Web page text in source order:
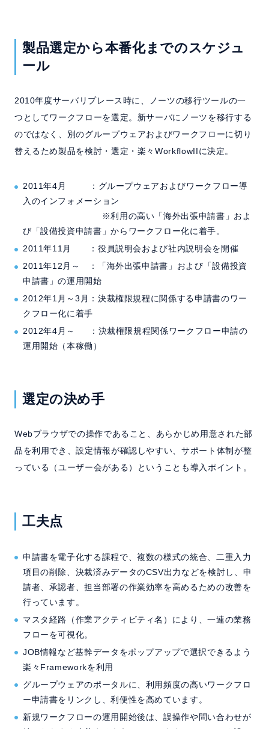
製品選定から本番化までのスケジュ
ール
2010年度サーバリプレース時に、ノーツの移行ツールの一
つとしてワークフローを選定。新サーバにノーツを移行する
のではなく、別のグループウェアおよびワークフローに切り
替えるため製品を検討・選定・楽々WorkflowIIに決定。
2011年4月 ：グループウェアおよびワークフロー導
入のインフォメーション
※利用の高い「海外出張申請書」およ
び「設備投資申請書」からワークフロー化に着手。
2011年11月 ：役員説明会および社内説明会を開催
2011年12月～ ：「海外出張申請書」および「設備投資
申請書」の運用開始
2012年1月～3月：決裁権限規程に関係する申請書のワー
クフロー化に着手
2012年4月～ ：決裁権限規程関係ワークフロー申請の
運用開始（本稼働）
選定の決め手
Webブラウザでの操作であること、あらかじめ用意された部
品を利用でき、設定情報が確認しやすい、サポート体制が整
っている（ユーザー会がある）ということも導入ポイント。
工夫点
申請書を電子化する課程で、複数の様式の統合、二重入力
項目の削除、決裁済みデータのCSV出力などを検討し、申
請者、承認者、担当部署の作業効率を高めるための改善を
行っています。
マスタ経路（作業アクティビティ名）により、一連の業務
フローを可視化。
JOB情報など基幹データをポップアップで選択できるよう
楽々Frameworkを利用
グループウェアのポータルに、利用頻度の高いワークフロ
ー申請書をリンクし、利便性を高めています。
新規ワークフローの運用開始後は、誤操作や問い合わせが